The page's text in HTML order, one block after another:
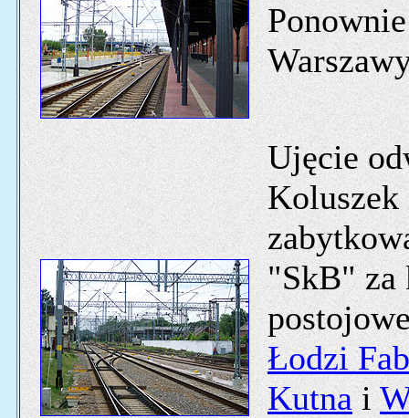
Ujęcie
"SkB" za
Łodzi
Kutnai